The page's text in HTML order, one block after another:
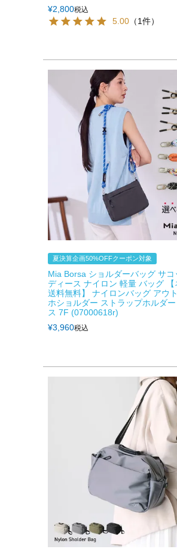
¥2,800税込
5.00 （1件）
夏決算企画50%OFFクーポン対象
Mia Borsa ショルダーバッグ サコ
ディース ナイロン 軽量 バッグ 【
送料無料】 ナイロンバッグ アウ
ホショルダー ストラップホルダ
ス 7F (07000618r)
¥3,960税込